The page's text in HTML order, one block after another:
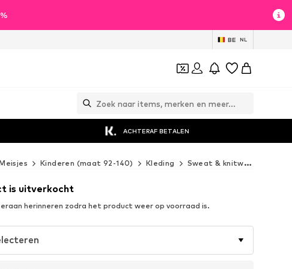
BE NL
ACHTERAF BETALEN
Kinderen (maat 92-140) Kleding Sweat & knitwear
is uitverkocht
eraan herinneren zodra het product weer op voorraad is.